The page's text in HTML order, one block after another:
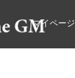
マイページ